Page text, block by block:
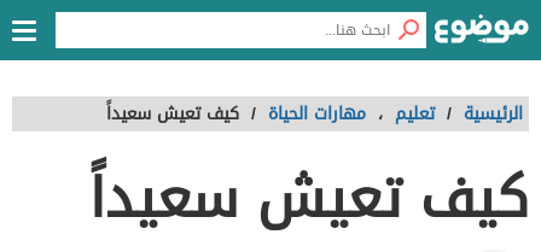
الرئيسية / تعليم ، مهارات الحياة / كيف تعيش سعيداً
كيف تعيش سعيداً